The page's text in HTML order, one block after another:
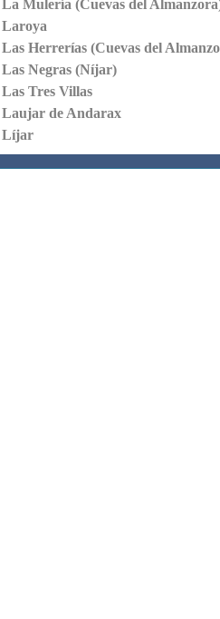
La Mulería (Cuevas del
Laroya
Las Herrerías (Cuevas del
Las Negras (Níjar)
Las Tres Villas
Laujar de Andarax
Líjar